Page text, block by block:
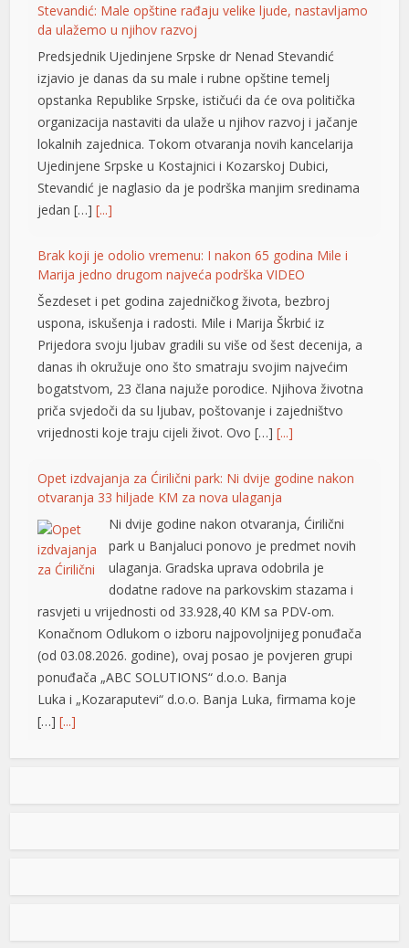
Stevandić: Male opštine rađaju velike ljude, nastavljamo
da ulažemo u njihov razvoj
Predsjednik Ujedinjene Srpske dr Nenad Stevandić
izjavio je danas da su male i rubne opštine temelj
opstanka Republike Srpske, ističući da će ova politička
organizacija nastaviti da ulaže u njihov razvoj i jačanje
lokalnih zajednica. Tokom otvaranja novih kancelarija
Ujedinjene Srpske u Kostajnici i Kozarskoj Dubici,
Stevandić je naglasio da je podrška manjim sredinama
jedan […][...]
Brak koji je odolio vremenu: I nakon 65 godina Mile i
Marija jedno drugom najveća podrška VIDEO
Šezdeset i pet godina zajedničkog života, bezbroj
uspona, iskušenja i radosti. Mile i Marija Škrbić iz
Prijedora svoju ljubav gradili su više od šest decenija, a
danas ih okružuje ono što smatraju svojim najvećim
bogatstvom, 23 člana najuže porodice. Njihova životna
priča svjedoči da su ljubav, poštovanje i zajedništvo
vrijednosti koje traju cijeli život. Ovo […][...]
Opet izdvajanja za Ćirilični park: Ni dvije godine nakon
otvaranja 33 hiljade KM za nova ulaganja
Ni dvije godine nakon otvaranja, Ćirilični
park u Banjaluci ponovo je predmet novih
ulaganja. Gradska uprava odobrila je
dodatne radove na parkovskim stazama i
rasvjeti u vrijednosti od 33.928,40 KM sa PDV-om.
Konačnom Odlukom o izboru najpovoljnijeg ponuđača
(od 03.08.2026. godine), ovaj posao je povjeren grupi
ponuđača „ABC SOLUTIONS“ d.o.o. Banja
Luka i „Kozaraputevi“ d.o.o. Banja Luka, firmama koje
[…][...]
Euroherca te dugogodišnji rukovodioca u
1954. godine u Ljubotićima, a veći dio života proveo je u
iskustvom u području osiguranja te je od samih